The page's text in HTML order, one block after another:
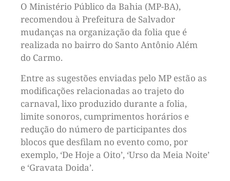
O Ministério Público da Bahia (MP-BA),
recomendou à Prefeitura de Salvador
mudanças na organização da folia que é
realizada no bairro do Santo Antônio Além
do Carmo.
Entre as sugestões enviadas pelo MP estão as
modificações relacionadas ao trajeto do
carnaval, lixo produzido durante a folia,
limite sonoros, cumprimentos horários e
redução do número de participantes dos
blocos que desfilam no evento como, por
exemplo, ‘De Hoje a Oito’, ‘Urso da Meia Noite’
e ‘Gravata Doida’.